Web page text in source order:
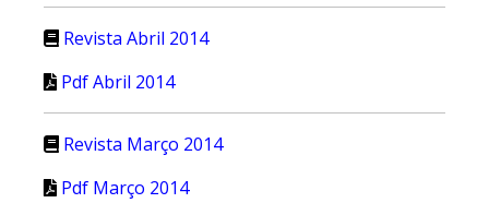
Revista Abril 2014
Pdf Abril 2014
Revista Março 2014
Pdf Março 2014